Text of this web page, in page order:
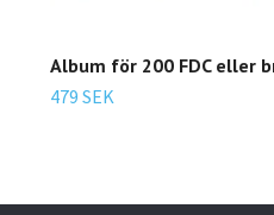
Album för 200 FDC eller
479 SEK